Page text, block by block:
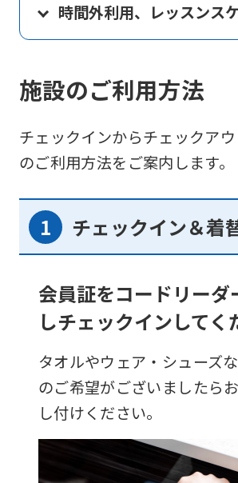
時間外利用、レッスンス
施設のご利用方法
チェックインからチェックア
のご利用方法をご案内します。
チェックイン＆着
会員証をコードリーダ
しチェックインしてく
タオルやウェア・シューズ
のご希望がございましたら
し付けください。